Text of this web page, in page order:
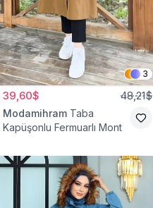
3
39,60$ 48,21$
Modamihram Taba
Kapüşonlu Fermuarlı Mont